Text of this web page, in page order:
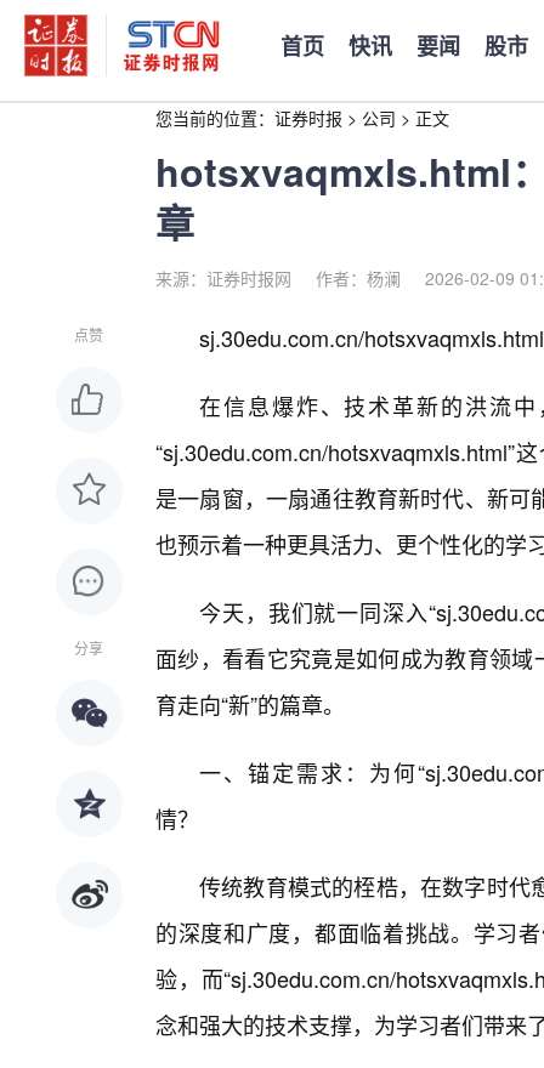
首页 快讯 要闻 股市
您当前的位置： 证券时报 > 公司 > 正文
hotsxvaqmxls.html
章
来源：证券时报网 作者：杨澜 2026-02-09
点赞
分享
sj.30edu.com.cn/
在信息爆炸、技术革新的洪流
“sj.30edu.com.cn/hotsxvaqmxls.html”
是一扇窗，一扇通往教育新时代、新
也预示着一种更具活力、更个性化的学
今天，我们就一同深入
面纱，看看它究竟是如何成为教育领
育走向“新”的篇章。
一、锚定需求：为何
情？
传统教育模式的桎梏，在数字时代
的深度和广度，都面临着挑战。学习
验，而“sj.30edu.com.cn/
念和强大的技术支撑，为学习者们带来